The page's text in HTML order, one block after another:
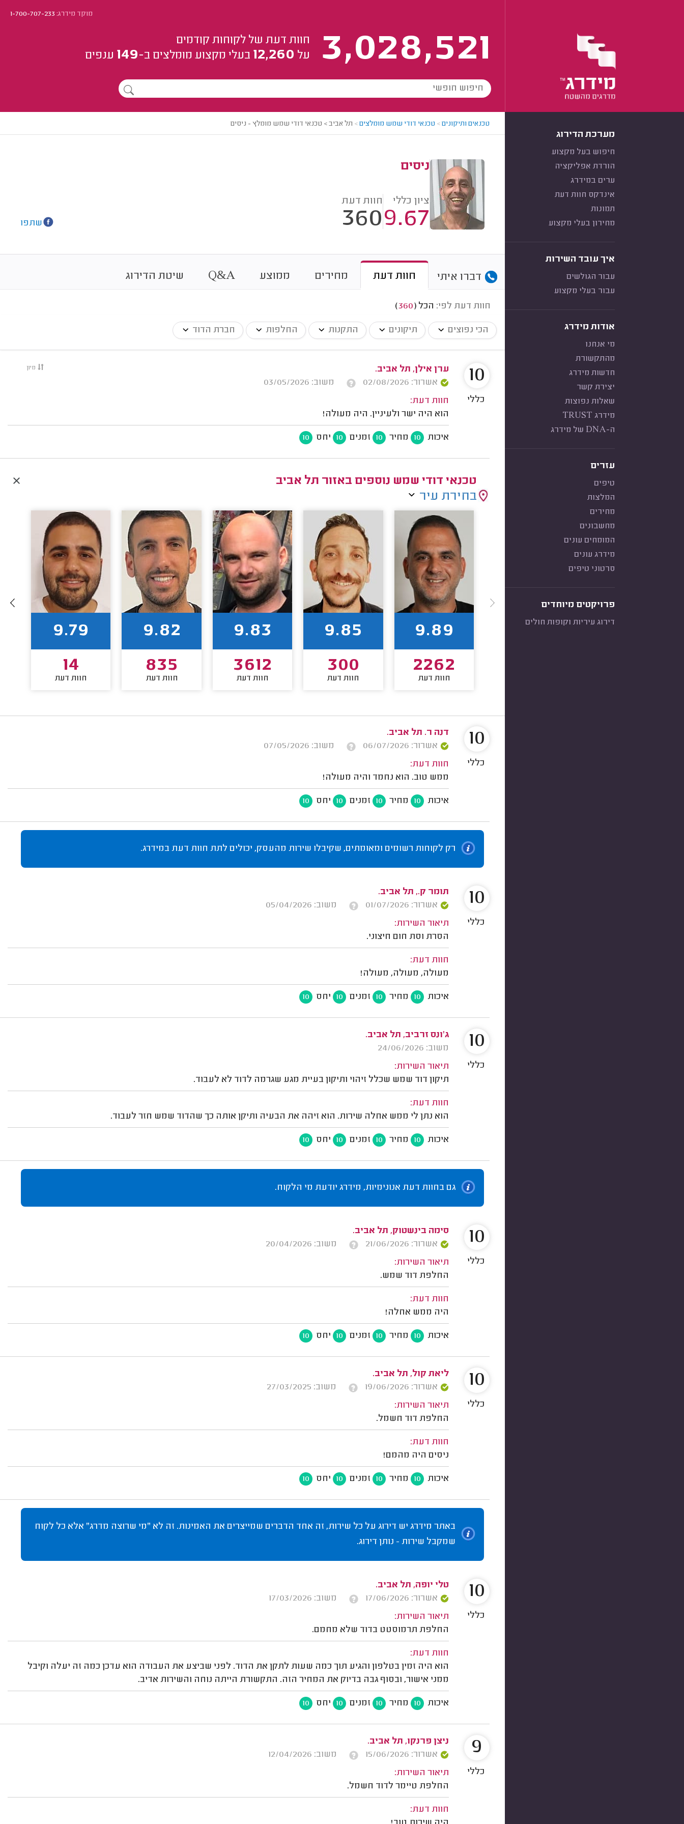
מוקד מידרג:1-700-707-233
3,028,521
חוות דעת של לקוחות קודמים
על 12,260 בעלי מקצוע מומלצים ב-149 ענפים
מערכת הדירוג
חיפוש בעל מקצוע
הורדת אפליקציה
ערים במידרג
אינדקס חוות דעת
תמונות
מחירון בעלי מקצוע
איך עובד השירות
עבור הגולשים
עבור בעלי מקצוע
אודות מידרג
מי אנחנו
מהתקשורת
חדשות מידרג
יצירת קשר
שאלות נפוצות
מידרג TRUST
ה-DNA של מידרג
עזרים
טיפים
המלצות
מחירים
מחשבונים
המומחים עונים
מידרג עונים
סרטוני טיפים
פרויקטים מיוחדים
דירוג עיריות וקופות חולים
טכנאים ותיקונים> טכנאי דודי שמש מומלצים> תל אביב > טכנאי דודי שמש מומלץ - ניסים
ניסים
ציון כללי
9.67
חוות דעת
360 שתפו
דברו איתי חוות דעת מחירים ממוצע Q&A שיטת הדירוג
חוות דעת לפי: הכל (
360
)
הכי נפוצים תיקונים התקנות החלפות חברת הדוד
מיון
ערן אילן, תל אביב.
אשרור: 02/08/2026
משוב: 03/05/2026
חוות דעת:
הוא היה ישר ולעיניין. היה מעולה!
איכות 10 מחיר 10 זמנים 10 יחס 10
10
כללי
טכנאי דודי שמש נוספים באזור תל אביב
בחירת עיר
9.89
2262
חוות דעת
9.85
300
חוות דעת
9.83
3612
חוות דעת
9.82
835
חוות דעת
9.79
14
חוות דעת
דנה ר. תל אביב.
אשרור: 06/07/2026
משוב: 07/05/2026
חוות דעת:
ממש טוב. הוא נחמד והיה מעולה!
איכות 10 מחיר 10 זמנים 10 יחס 10
10
כללי
רק לקוחות רשומים ומאומתים, שקיבלו שירות מהעסק, יכולים לתת חוות דעת במידרג.
תומר ק., תל אביב.
אשרור: 01/07/2026
משוב: 05/04/2026
תיאור השירות:
הסרת וסת חום חיצוני.
חוות דעת:
מעולה, מעולה, מעולה!
איכות 10 מחיר 10 זמנים 10 יחס 10
10
כללי
ג'ונס זרביב, תל אביב.
משוב: 24/06/2026
תיאור השירות:
תיקון דוד שמש שכלל זיהוי ותיקון בעיית מגע שגרמה לדוד לא לעבוד.
חוות דעת:
הוא נתן לי ממש אחלה שירות. הוא זיהה את הבעיה ותיקן אותה כך שהדוד שמש חזר לעבוד.
איכות 10 מחיר 10 זמנים 10 יחס 10
10
כללי
גם בחוות דעת אנונימיות, מידרג יודעת מי הלקוח.
סימה בינשטוק, תל אביב.
אשרור: 21/06/2026
משוב: 20/04/2026
תיאור השירות:
החלפת דוד שמש.
חוות דעת:
היה ממש אחלה!
איכות 10 מחיר 10 זמנים 10 יחס 10
10
כללי
ליאת קול, תל אביב.
אשרור: 19/06/2026
משוב: 27/03/2025
תיאור השירות:
החלפת דוד חשמל.
חוות דעת:
ניסים היה מהמם!
איכות 10 מחיר 10 זמנים 10 יחס 10
10
כללי
באתר מידרג יש דירוג על כל שירות, זה אחד הדברים שמייצרים את האמינות. זה לא "מי שרוצה מדרג" אלא כל לקוח
שמקבל שירות - נותן דירוג.
טלי יופה, תל אביב.
אשרור: 17/06/2026
משוב: 17/03/2026
תיאור השירות:
החלפת תרמוסטט בדוד שלא מחמם.
חוות דעת:
הוא היה זמין בטלפון והגיע תוך כמה שעות לתקן את הדוד. לפני שביצע את העבודה הוא עדכן כמה זה יעלה וקיבל
ממני אישור, ובסוף גבה בדיוק את המחיר הזה. התקשורת הייתה נוחה והשירות אדיב.
איכות 10 מחיר 10 זמנים 10 יחס 10
10
כללי
ניצן פרנקו, תל אביב.
אשרור: 15/06/2026
משוב: 12/04/2026
תיאור השירות:
החלפת טיימר לדוד חשמל.
חוות דעת:
9
כללי